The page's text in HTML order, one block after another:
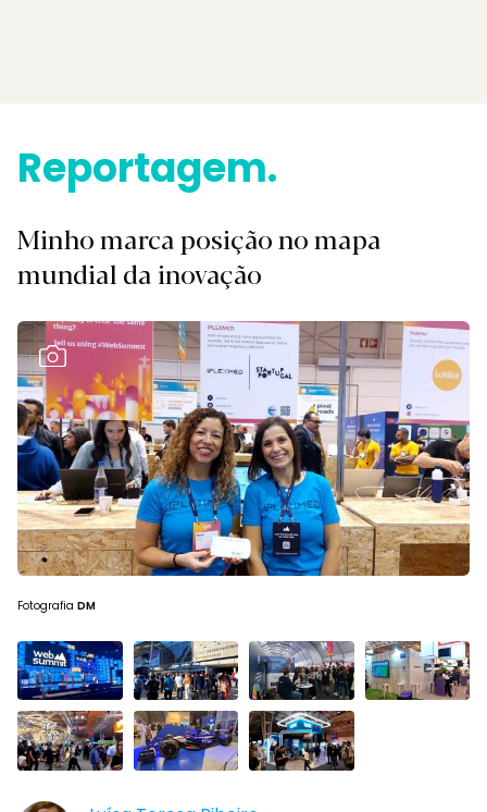
Reportagem.
Minho marca posição no mapa
mundial da inovação
Ver Galeria
Fotografia DM